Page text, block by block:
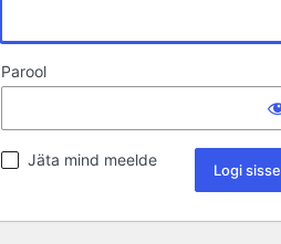
Parool
Jäta mind meelde